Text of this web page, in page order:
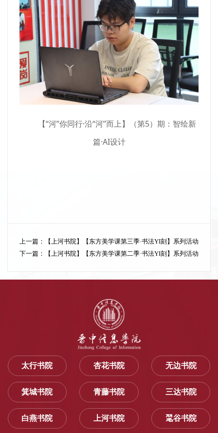
【“河”你同行·沿“河”而上】（第5）期：智绘新
篇·AI设计
上一篇：
【上河书院】【东方美学课第三季·书法YI刻】系列活动
下一篇：
【上河书院】【东方美学课第二季·书法YI刻】系列活动
太行书院 杏花书院 无边书院
箕城书院 青藤书院 三达书院
白燕书院 上河书院 毣谷书院